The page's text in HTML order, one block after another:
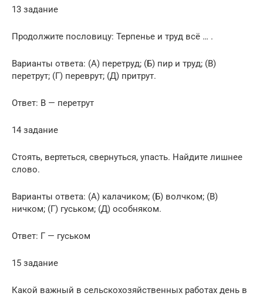
13 задание
Продолжите пословицу: Терпенье и труд всё … .
Варианты ответа: (А) перетруд; (Б) пир и труд; (В)
перетрут; (Г) переврут; (Д) притрут.
Ответ: В — перетрут
14 задание
Стоять, вертеться, свернуться, упасть. Найдите лишнее
слово.
Варианты ответа: (А) калачиком; (Б) волчком; (В)
ничком; (Г) гуськом; (Д) особняком.
Ответ: Г — гуськом
15 задание
Какой важный в сельскохозяйственных работах день в